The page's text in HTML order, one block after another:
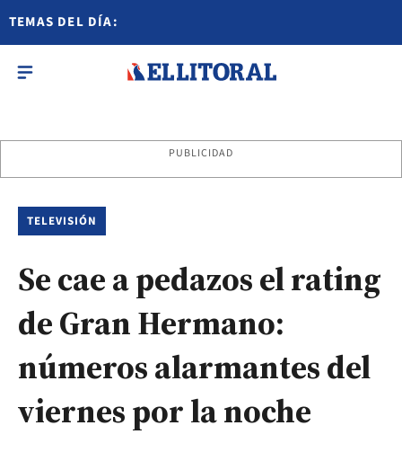
TEMAS DEL DÍA:
PUBLICIDAD
TELEVISIÓN
Se cae a pedazos el rating
de Gran Hermano:
números alarmantes del
viernes por la noche